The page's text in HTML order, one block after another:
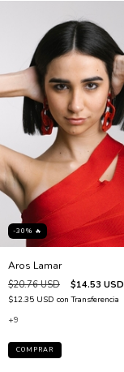
-30% 🔥
Aros Lamar
$20.76 USD $14.53 USD
$12.35 USD con Transferencia
+9
COMPRAR